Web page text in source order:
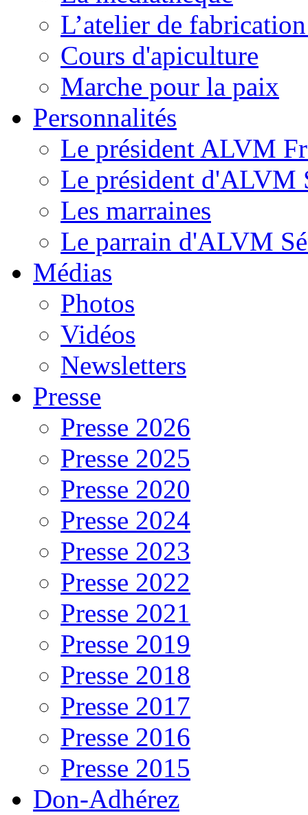
L’atelier de
Cours d'apiculture
Marche pour la paix
Personnalités
Le président ALVM
Le président d'ALVM
Les marraines
Le parrain d'ALVM
Médias
Photos
Vidéos
Newsletters
Presse
Presse 2026
Presse 2025
Presse 2020
Presse 2024
Presse 2023
Presse 2022
Presse 2021
Presse 2019
Presse 2018
Presse 2017
Presse 2016
Presse 2015
Don-Adhérez